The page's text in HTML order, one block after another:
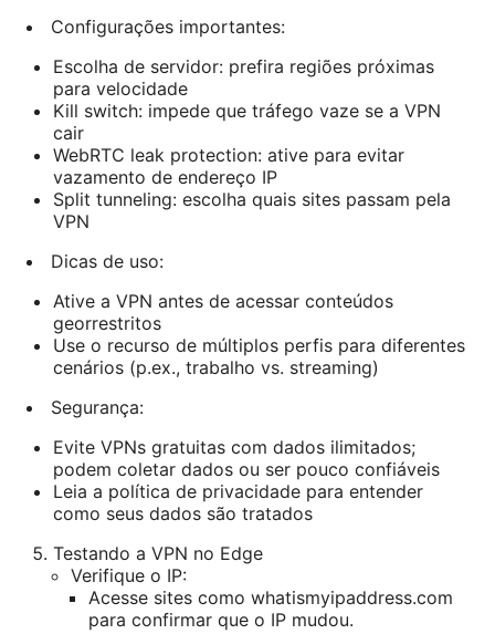
Configurações importantes:
Escolha de servidor: prefira regiões próximas
para velocidade
Kill switch: impede que tráfego vaze se a VPN
cair
WebRTC leak protection: ative para evitar
vazamento de endereço IP
Split tunneling: escolha quais sites passam pela
VPN
Dicas de uso:
Ative a VPN antes de acessar conteúdos
georrestritos
Use o recurso de múltiplos perfis para diferentes
cenários (p.ex., trabalho vs. streaming)
Segurança:
Evite VPNs gratuitas com dados ilimitados;
podem coletar dados ou ser pouco confiáveis
Leia a política de privacidade para entender
como seus dados são tratados
Testando a VPN no Edge
Verifique o IP:
Acesse sites como whatismyipaddress.com
para confirmar que o IP mudou.